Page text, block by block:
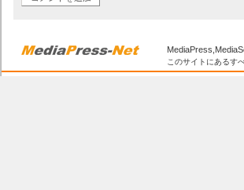
このサイトにあるす